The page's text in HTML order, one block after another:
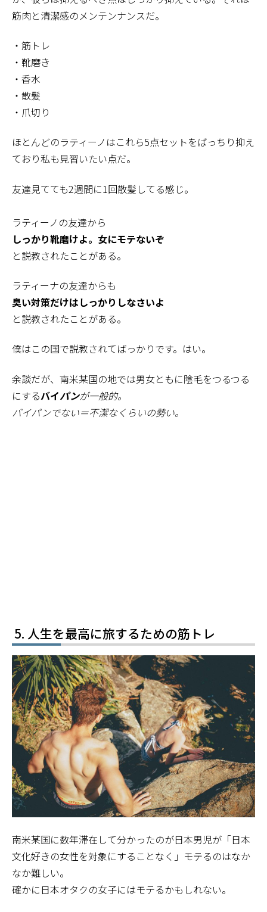
筋肉と清潔感のメンテンナンスだ。
・筋トレ
・靴磨き
・香水
・散髪
・爪切り
ほとんどのラティーノはこれら5点セットをばっちり抑え
ており私も見習いたい点だ。
友達見てても2週間に1回散髪してる感じ。
ラティーノの友達から
しっかり靴磨けよ。女にモテないぞ
と説教されたことがある。
ラティーナの友達からも
臭い対策だけはしっかりしなさいよ
と説教されたことがある。
僕はこの国で説教されてばっかりです。はい。
余談だが、南米某国の地では男女ともに陰毛をつるつる
にするバイパンが一般的。
バイパンでない＝不潔なくらいの勢い。
人生を最高に旅するための筋トレ
南米某国に数年滞在して分かったのが日本男児が「日本
文化好きの女性を対象にすることなく」モテるのはなか
なか難しい。
確かに日本オタクの女子にはモテるかもしれない。